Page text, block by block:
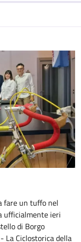
fare un tuffo nel
ufficialmente ieri
di Borgo
La Ciclostorica della